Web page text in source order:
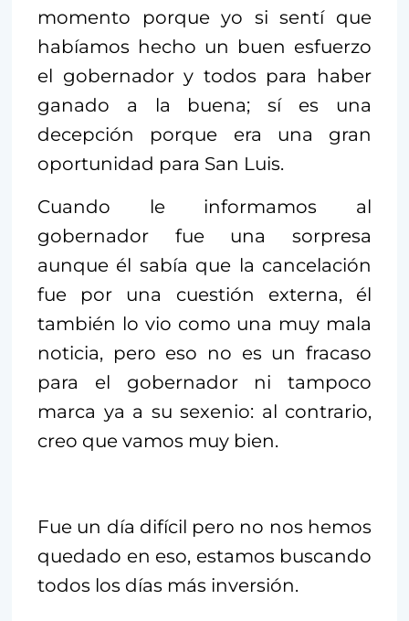
momento porque yo si sentí que
habíamos hecho un buen esfuerzo
el gobernador y todos para haber
ganado a la buena; sí es una
decepción porque era una gran
oportunidad para San Luis.
Cuando le informamos al
gobernador fue una sorpresa
aunque él sabía que la cancelación
fue por una cuestión externa, él
también lo vio como una muy mala
noticia, pero eso no es un fracaso
para el gobernador ni tampoco
marca ya a su sexenio: al contrario,
creo que vamos muy bien.
Fue un día difícil pero no nos hemos
quedado en eso, estamos buscando
todos los días más inversión.